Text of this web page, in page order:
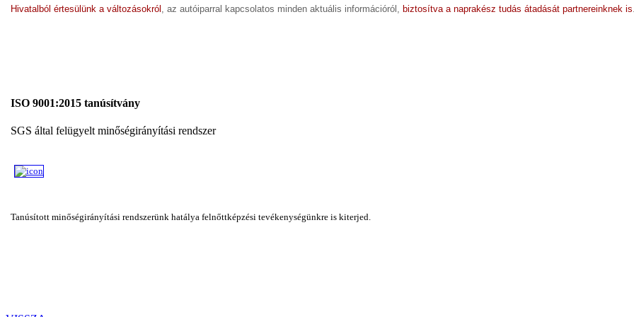
Hivatalból értesülünk a változásokról , az autóiparral kapcsolatos minden aktuális információról, biztosítva a naprakész tudás átadását partnereinknek is
ISO 9001:2015 tanúsítvány
SGS által felügyelt minőségirányítási rendszer
Tanúsított minőségirányítási rendszerünk hatálya felnőttképzési tevékenységünkre is kiterjed.